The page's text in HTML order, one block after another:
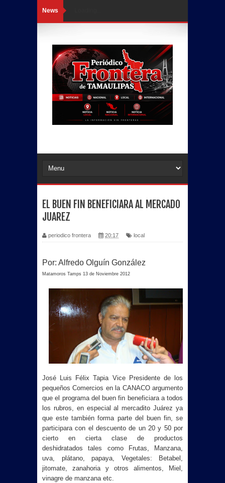
News
EL BUEN FIN BENEFICIARA AL MERCADO
JUAREZ
periodico frontera 20:17 local
Por: Alfredo Olguín González
Matamoros Tamps 13 de Noviembre 2012
José Luis Félix Tapia Vice Presidente de los
pequeños Comercios en la CANACOargumento
que el programa del buen fin beneficiara a todos
los rubros, en especial al mercadito Juárez ya
que este también forma parte del buen fin, se
participara con el descuento de un 20 y 50 por
cierto en cierta clase de productos
deshidratados tales como Frutas, Manzana,
uva, plátano, papaya, Vegetales: Betabel,
jitomate, zanahoria y otros alimentos, Miel,
vinagre de manzana etc.